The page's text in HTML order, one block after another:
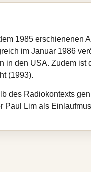
1985
im Januar 1986
in den USA. Zudem
(1993).
des Radiokontexts
Paul Lim als